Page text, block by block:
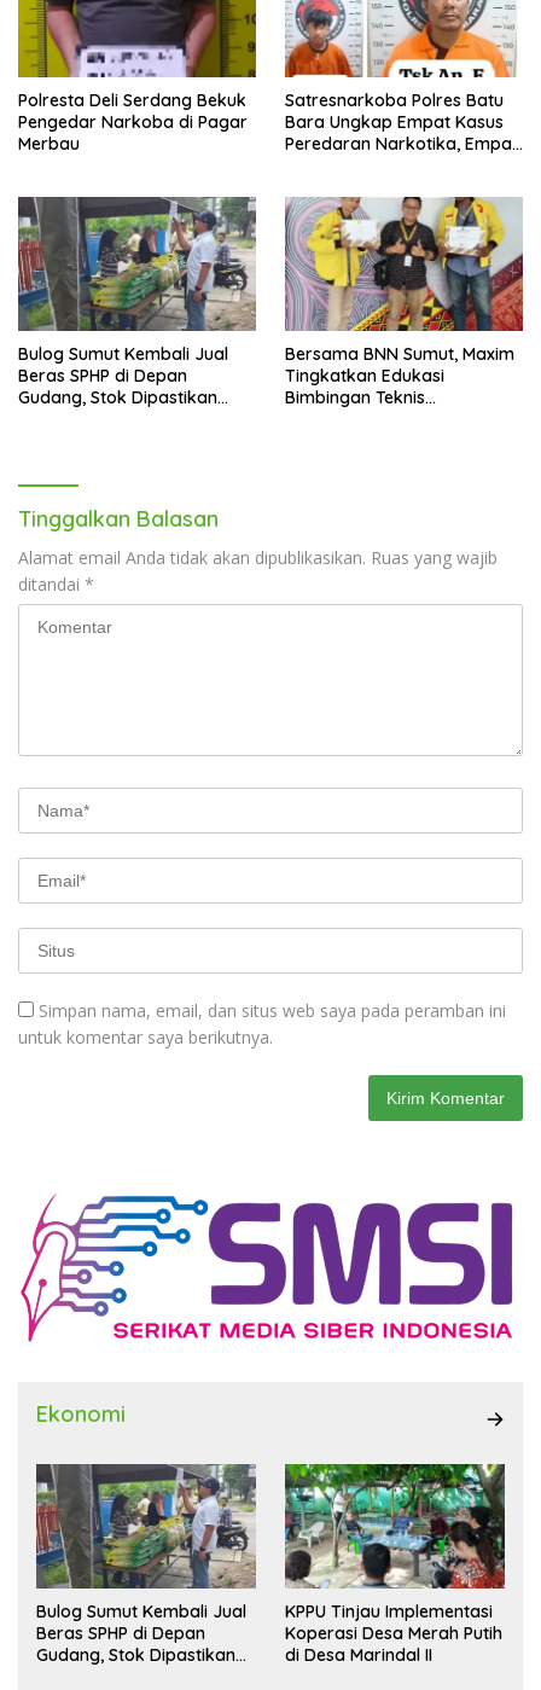
Polresta Deli Serdang Bekuk
Pengedar Narkoba di Pagar
Merbau
Satresnarkoba Polres Batu
Bara Ungkap Empat Kasus
Peredaran Narkotika, Empat
Bulog Sumut Kembali Jual
Beras SPHP di Depan
Gudang, Stok Dipastikan
Bersama BNN Sumut, Maxim
Tingkatkan Edukasi
Bimbingan Teknis
Tinggalkan Balasan
Alamat email Anda tidak akan dipublikasikan. Ruas yang wajib
ditandai *
Simpan nama, email, dan situs web saya pada peramban ini
untuk komentar saya berikutnya.
Ekonomi
Bulog Sumut Kembali Jual
Beras SPHP di Depan
Gudang, Stok Dipastikan
KPPU Tinjau Implementasi
Koperasi Desa Merah Putih
di Desa Marindal II